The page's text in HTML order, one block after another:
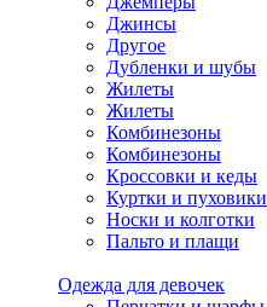
Джинсы
Другое
Дубленки и шубы
Жилеты
Жилеты
Комбинезоны
Комбинезоны
Кроссовки и кеды
Куртки и пуховики
Носки и колготки
Пальто и плащи
Одежда для девочек